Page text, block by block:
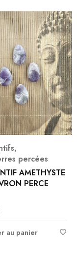
,
percées
AMETHYSTE
PERCE
au panier